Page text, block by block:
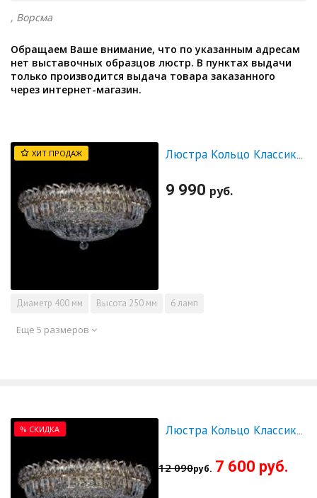
, Ворсма
Обращаем Ваше внимание, что по указанным адресам
нет выставочных образцов люстр. В пунктах выдачи
только производится выдача товара заказанного
через интернет-магазин.
ХИТ ПРОДАЖ Люстра Кольцо Классика Пластинка
9 990 руб.
Диаметр 400 мм Высота 250 мм 6 ламп
Еще 5 размеров
% СКИДКА Люстра Кольцо Классика Пластинка 500 мм - СКИДКА!!!
12 090руб. 7 600 руб.